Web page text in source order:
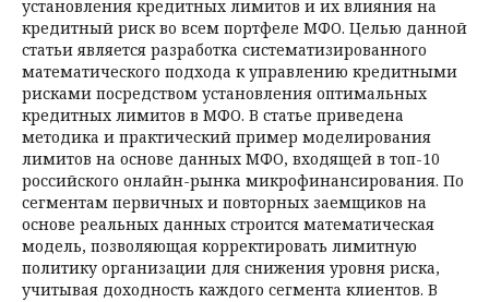
установления кредитных лимитов и их влияния на
кредитный риск во всем портфеле МФО. Целью данной
статьи является разработка систематизированного
математического подхода к управлению кредитными
рисками посредством установления оптимальных
кредитных лимитов в МФО. В статье приведена
методика и практический пример моделирования
лимитов на основе данных МФО, входящей в топ-10
российского онлайн-рынка микрофинансирования. По
сегментам первичных и повторных заемщиков на
основе реальных данных строится математическая
модель, позволяющая корректировать лимитную
политику организации для снижения уровня риска,
учи­тывая доходность каждого сегмента клиентов. В